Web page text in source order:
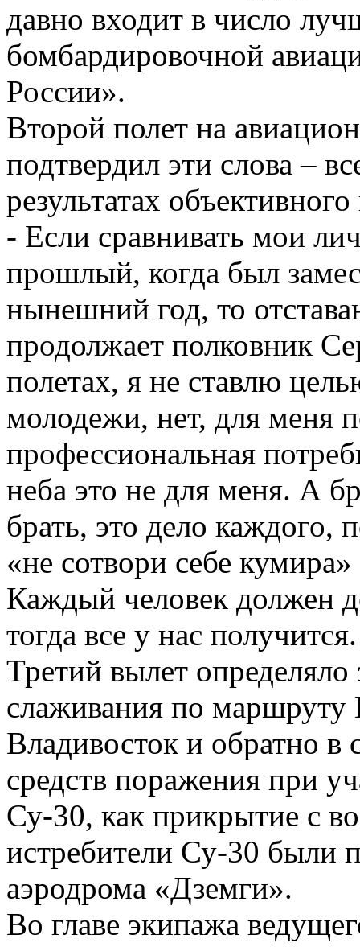
давно входит в число
бомбардировочной
России».
Второй полет на
подтвердил эти слова –
результатах
- Если сравнивать мои
прошлый, когда был
нынешний год, то
продолжает полковник
полетах, я не ставлю
молодежи, нет, для меня
профессиональная
неба это не для меня. А
брать, это дело каждого,
«не сотвори себе
Каждый человек должен
тогда все у нас получится.
Третий вылет определяло
слаживания по
Владивосток и обратно в
средств поражения при
Су-30, как прикрытие с
истребители Су-30 были
аэродрома «Дземги».
Во главе экипажа